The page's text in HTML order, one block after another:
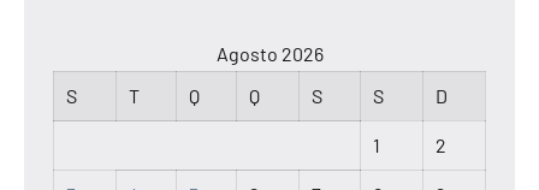
Agosto 2026
S
T Q Q S S D
1 2